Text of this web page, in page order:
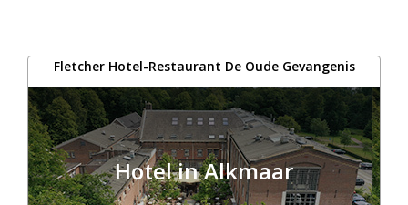
Fletcher Hotel-Restaurant De Oude Gevangenis
Hotel in Alkmaar